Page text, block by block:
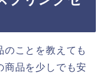
ことを教えても
商品を少しでも安